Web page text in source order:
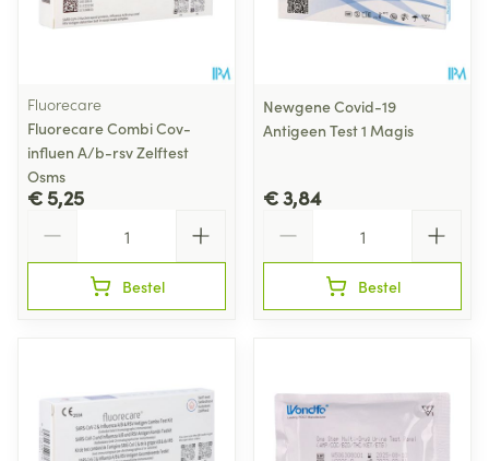
Fluorecare
Fluorecare Combi Cov-
influen A/b-rsv Zelftest
Osms
€ 5,25
Bestel
Newgene Covid-19
Antigeen Test 1 Magis
€ 3,84
Bestel